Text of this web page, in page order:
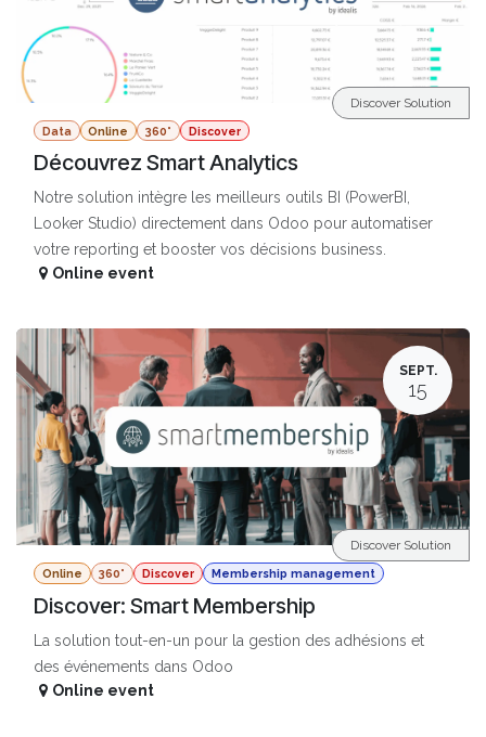
Data Online 360° Discover
Découvrez Smart Analytics
Notre solution intègre les meilleurs outils BI (PowerBI,
Looker Studio) directement dans Odoo pour automatiser
votre reporting et booster vos décisions business.
Discover Solution
Online event
SEPT.
15
Online 360° Discover Membership management
Discover: Smart Membership
La solution tout-en-un pour la gestion des adhésions et
des événements dans Odoo
Discover Solution
Online event